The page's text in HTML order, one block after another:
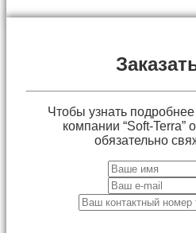
Чтобы узнать подробнее
компании “Soft-
обязательно